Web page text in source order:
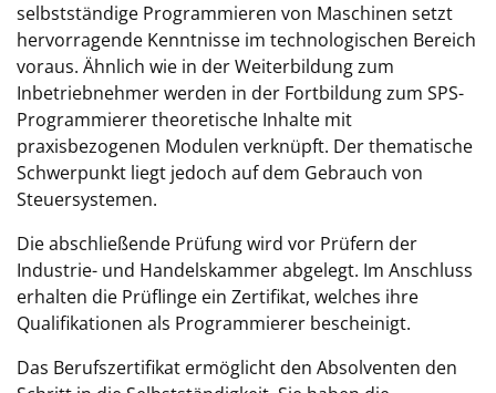
selbstständige Programmieren von Maschinen setzt
hervorragende Kenntnisse im technologischen Bereich
voraus. Ähnlich wie in der Weiterbildung zum
Inbetriebnehmer werden in der Fortbildung zum SPS-
Programmierer theoretische Inhalte mit
praxisbezogenen Modulen verknüpft. Der thematische
Schwerpunkt liegt jedoch auf dem Gebrauch von
Steuersystemen.
Die abschließende Prüfung wird vor Prüfern der
Industrie- und Handelskammer abgelegt. Im Anschluss
erhalten die Prüflinge ein Zertifikat, welches ihre
Qualifikationen als Programmierer bescheinigt.
Das Berufszertifikat ermöglicht den Absolventen den